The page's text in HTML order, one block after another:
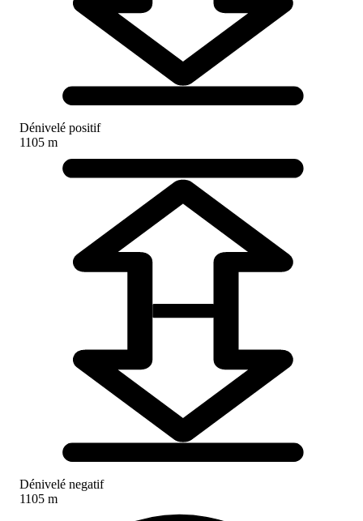
Dénivelé positif
1105 m
Dénivelé negatif
1105 m